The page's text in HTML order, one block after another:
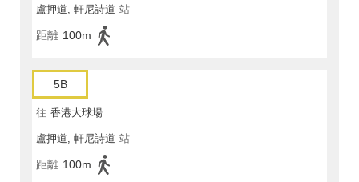
盧押道, 軒尼詩道 站
距離 100m
5B
往 香港大球場
盧押道, 軒尼詩道 站
距離 100m